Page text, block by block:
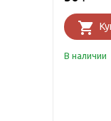
В наличии